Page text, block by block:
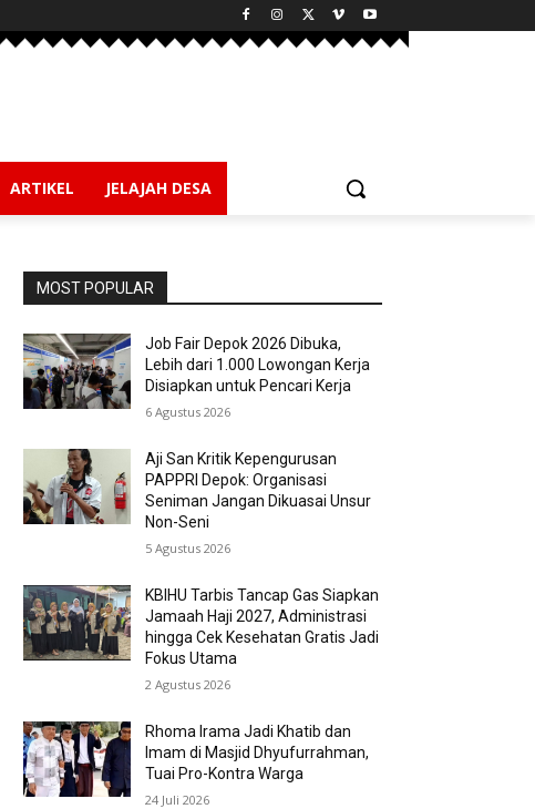
ARTIKEL JELAJAH DESA
MOST POPULAR
Job Fair Depok 2026 Dibuka,
Lebih dari 1.000 Lowongan Kerja
Disiapkan untuk Pencari Kerja
6 Agustus 2026
Aji San Kritik Kepengurusan
PAPPRI Depok: Organisasi
Seniman Jangan Dikuasai Unsur
Non-Seni
5 Agustus 2026
KBIHU Tarbis Tancap Gas Siapkan
Jamaah Haji 2027, Administrasi
hingga Cek Kesehatan Gratis Jadi
Fokus Utama
2 Agustus 2026
Rhoma Irama Jadi Khatib dan
Imam di Masjid Dhyufurrahman,
Tuai Pro-Kontra Warga
24 Juli 2026